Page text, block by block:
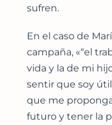
sufren.
En el caso de
campaña, «“el
vida y la de mi
sentir que soy
que me
futuro y tener la